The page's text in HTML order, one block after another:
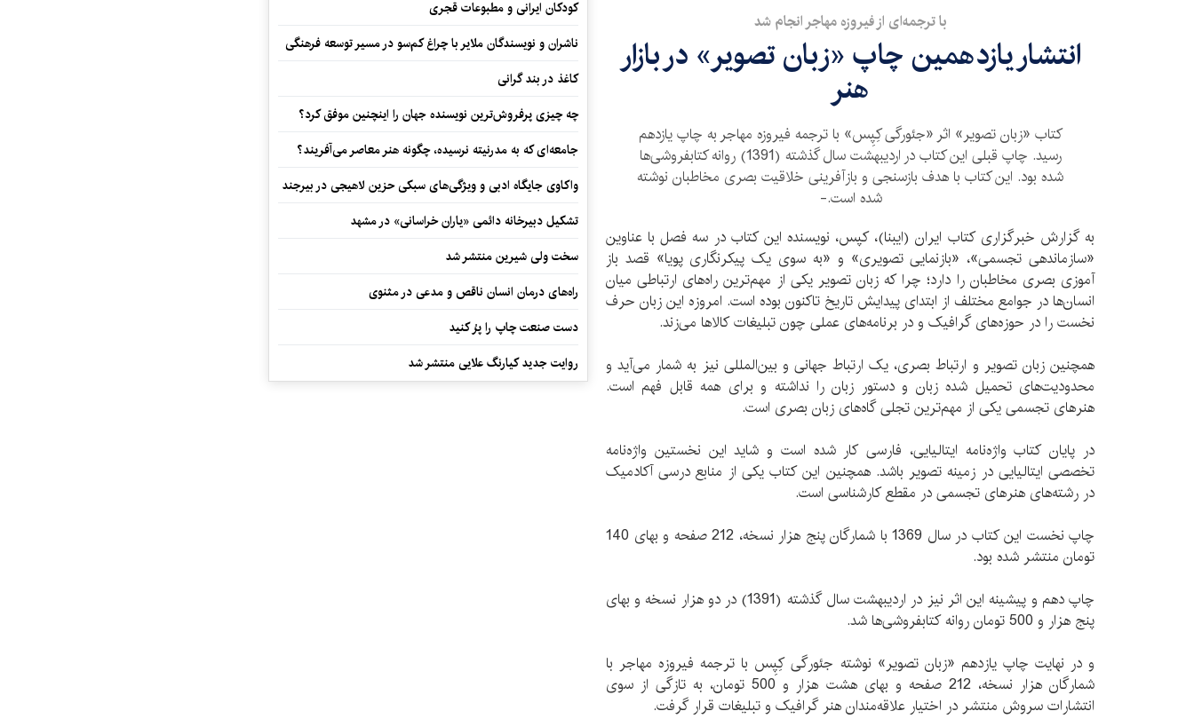
با ترجمه‌ای از فیروزه مهاجر انجام شد
انتشار یازدهمین چاپ «زبان تصویر» در بازار
هنر
کتاب «زبان تصویر» اثر «جئورگی کِپِس» با ترجمه فیروزه مهاجر به چاپ یازدهم
رسید. چاپ قبلی این کتاب در اردیبهشت سال گذشته (1391) روانه کتابفروشی‌ها
شده بود. این کتاب با هدف بازسنجی و بازآفرینی خلاقیت بصری مخاطبان نوشته
شده است.-
به گزارش خبرگزاری کتاب ایران (ایبنا)، کپس، نویسنده این کتاب در سه فصل با عناوین
«سازماندهی تجسمی»، «بازنمایی تصویری» و «به سوی یک پیکرنگاری پویا» قصد باز
آموزی بصری مخاطبان را دارد؛ چرا که زبان تصویر یکی از مهم‌ترین راه‌های ارتباطی میان
انسان‌ها در جوامع مختلف از ابتدای پیدایش تاریخ تاکنون بوده است. امروزه این زبان حرف
نخست را در حوزه‌های گرافیک و در برنامه‌های عملی چون تبلیغات کالاها می‌زند.
همچنین زبان تصویر و ارتباط بصری، یک ارتباط جهانی و بین‌المللی نیز به شمار می‌آید و
محدودیت‌های تحمیل شده زبان و دستور زبان را نداشته و برای همه قابل فهم است.
هنرهای تجسمی یکی از مهم‌ترین تجلی گاه‌های زبان بصری است.
در پایان کتاب واژه‌نامه ایتالیایی، فارسی کار شده است و شاید این نخستین واژه‌نامه
تخصصی ایتالیایی در زمینه تصویر باشد. همچنین این کتاب یکی از منابع درسی آکادمیک
در رشته‌های هنرهای تجسمی در مقطع کارشناسی است.
چاپ نخست این کتاب در سال 1369 با شمارگان پنج هزار نسخه، 212 صفحه و بهای 140
تومان منتشر شده بود.
چاپ دهم و پیشینه این اثر نیز در اردیبهشت سال گذشته (1391) در دو هزار نسخه و بهای
پنج هزار و 500 تومان روانه کتابفروشی‌ها شد.
و در نهایت چاپ یازدهم «زبان تصویر» نوشته جئورگی کِپِس با ترجمه فیروزه مهاجر با
شمارگان هزار نسخه، 212 صفحه و بهای هشت هزار و 500 تومان، به تازگی از سوی
انتشارات سروش منتشر در اختیار علاقه‌مندان هنر گرافیک و تبلیغات قرار گرفت.
کودکان ایرانی و مطبوعات قجری
ناشران و نویسندگان ملایر با چراغ کم‌سو در مسیر توسعه فرهنگی
کاغذ در بند گرانی
چه چیزی پرفروش‌ترین نویسنده جهان را اینچنین موفق کرد؟
جامعه‌ای که به مدرنیته نرسیده، چگونه هنر معاصر می‌آفریند؟
واکاوی جایگاه ادبی و ویژگی‌های سبکی حزین لاهیجی در بیرجند
تشکیل دبیرخانه دائمی «یاران خراسانی» در مشهد
سخت ولی شیرین منتشر شد
راه‌های درمان انسان ناقص و مدعی در مثنوی
دست صنعت چاپ را پرُ کنید
روایت جدید کیارنگ علایی منتشر شد